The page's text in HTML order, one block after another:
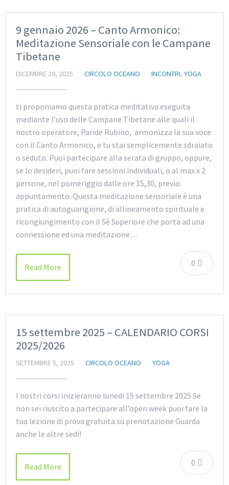
9 gennaio 2026 – Canto Armonico:
Meditazione Sensoriale con le Campane
Tibetane
DICEMBRE 20, 2025 CIRCOLO OCEANO INCONTRI, YOGA
ti proponiamo questa pratica meditativa eseguita
mediante l’uso delle Campane Tibetane alle quali il
nostro operatore, Paride Rubino, armonizza la sua voce
con il Canto Armonico, e tu stai semplicemente sdraiato
o seduto. Puoi partecipare alla serata di gruppo, oppure,
se lo desideri, puoi fare sessioni individuali, o al max x 2
persone, nel pomeriggio dalle ore 15,30, previo
appuntamento. Questa meditazione sensoriale è una
pratica di autoguarigione, di allineamento spirituale e
ricongiungimento con il Sè Superiore che porta ad una
connessione ed una meditazione…
0
Read More
15 settembre 2025 – CALENDARIO CORSI
2025/2026
SETTEMBRE 5, 2025 CIRCOLO OCEANO YOGA
I nostri corsi inizieranno lunedi 15 settembre 2025 Se
non sei riuscito a partecipare all’open week puoi fare la
tua lezione di prova gratuita su prenotazione Guarda
anche le altre sedi!
0
Read More